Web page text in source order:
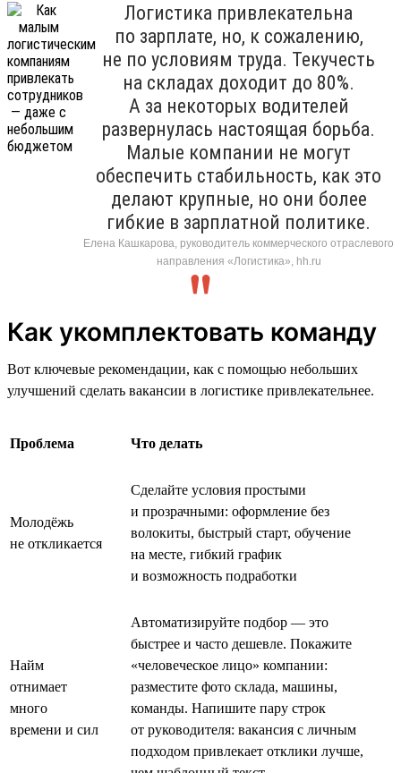
Логистика привлекательна
по зарплате, но, к сожалению,
не по условиям труда. Текучесть
на складах доходит до 80%.
А за некоторых водителей
развернулась настоящая борьба.
Малые компании не могут
обеспечить стабильность, как это
делают крупные, но они более
гибкие в зарплатной политике.
Елена Кашкарова, руководитель коммерческого отраслевого
направления «Логистика», hh.ru
Как укомплектовать команду
Вот ключевые рекомендации, как с помощью небольших
улучшений сделать вакансии в логистике привлекательнее.
Проблема Что делать
Молодёжь
не откликается
Сделайте условия простыми
и прозрачными: оформление без
волокиты, быстрый старт, обучение
на месте, гибкий график
и возможность подработки
Найм
отнимает
много
времени и сил
Автоматизируйте подбор — это
быстрее и часто дешевле. Покажите
«человеческое лицо» компании:
разместите фото склада, машины,
команды. Напишите пару строк
от руководителя: вакансия с личным
подходом привлекает отклики лучше,